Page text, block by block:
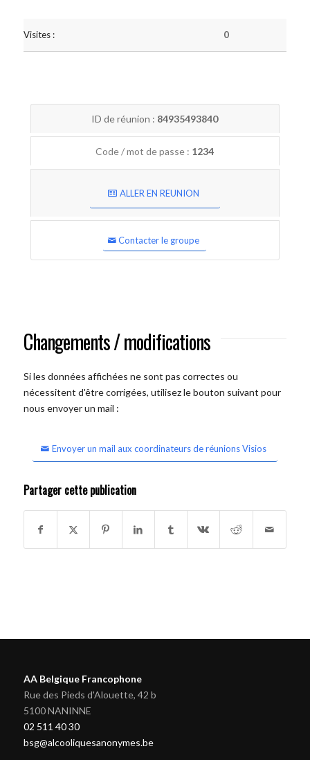
Visites : 0
ID de réunion : 84935493840
Code / mot de passe : 1234
ALLER EN REUNION
Contacter le groupe
Changements / modifications
Si les données affichées ne sont pas correctes ou
nécessitent d'être corrigées, utilisez le bouton suivant pour
nous envoyer un mail :
Envoyer un mail aux coordinateurs de réunions Visios
Partager cette publication
AA Belgique Francophone
Rue des Pieds d'Alouette, 42 b
5100 NANINNE
02 511 40 30
bsg@alcooliquesanonymes.be